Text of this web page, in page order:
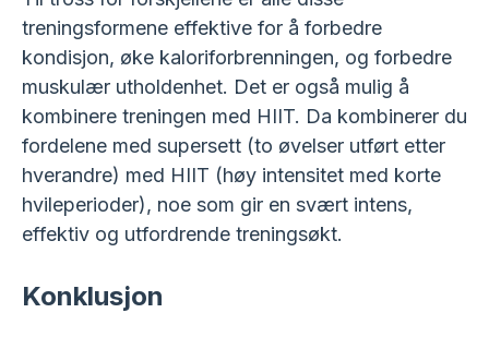
treningsformene effektive for å forbedre
kondisjon, øke kaloriforbrenningen, og forbedre
muskulær utholdenhet. Det er også mulig å
kombinere treningen med HIIT. Da kombinerer du
fordelene med supersett (to øvelser utført etter
hverandre) med HIIT (høy intensitet med korte
hvileperioder), noe som gir en svært intens,
effektiv og utfordrende treningsøkt.
Konklusjon